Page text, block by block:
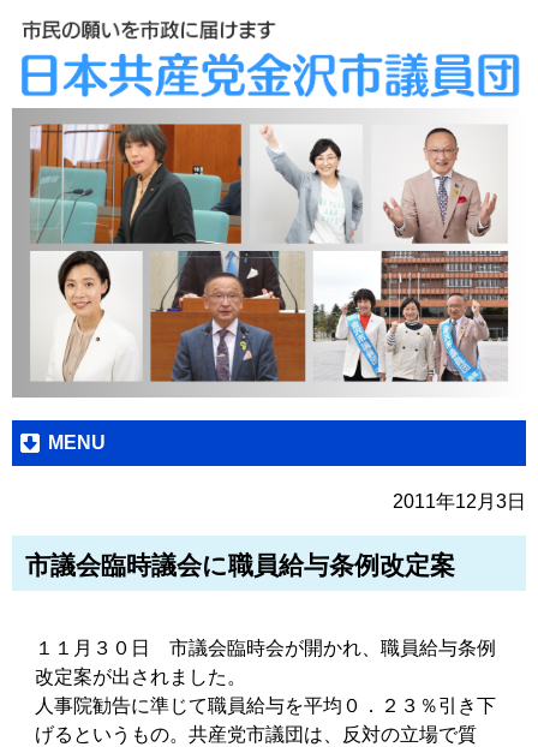
MENU
2011年12月3日
市議会臨時議会に職員給与条例改定案
１１月３０日 市議会臨時会が開かれ、職員給与条例
改定案が出されました。
人事院勧告に準じて職員給与を平均０．２３％引き下
げるというもの。共産党市議団は、反対の立場で質